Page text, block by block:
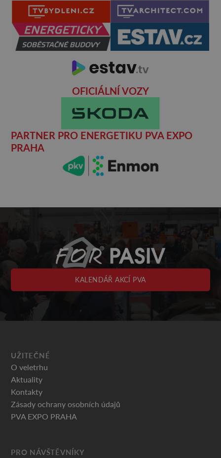
OFICIÁLNÍ VOZY
PARTNER PRO ENERGETIKU PVA EXPO
PRAHA
KALENDÁŘ AKCÍ PVA
UŽITEČNÉ
O veletrhu
Aktuality
Kontakty
Zásady ochrany osobních údajů
PVA EXPO PRAHA
PRO NÁVŠTĚVNÍKY